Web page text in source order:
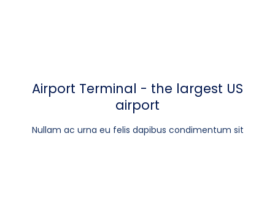
Airport Terminal - the largest US
airport
Nullam ac urna eu felis dapibus condimentum sit